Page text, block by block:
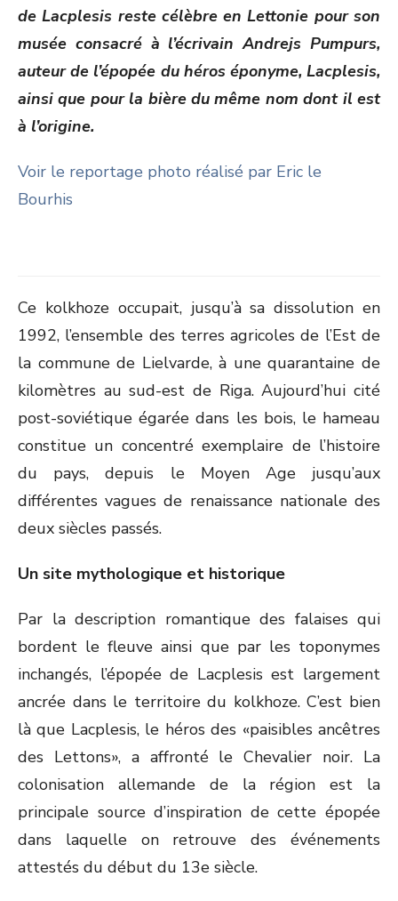
de Lacplesis reste célèbre en Lettonie pour son
musée consacré à l’écrivain Andrejs Pumpurs,
auteur de l’épopée du héros éponyme, Lacplesis,
ainsi que pour la bière du même nom dont il est
à l’origine.
Voir le reportage photo réalisé par Eric le
Bourhis
Ce kolkhoze occupait, jusqu’à sa dissolution en
1992, l’ensemble des terres agricoles de l’Est de
la commune de Lielvarde, à une quarantaine de
kilomètres au sud-est de Riga. Aujourd’hui cité
post-soviétique égarée dans les bois, le hameau
constitue un concentré exemplaire de l’histoire
du pays, depuis le Moyen Age jusqu’aux
différentes vagues de renaissance nationale des
deux siècles passés.
Un site mythologique et historique
Par la description romantique des falaises qui
bordent le fleuve ainsi que par les toponymes
inchangés, l’épopée de Lacplesis est largement
ancrée dans le territoire du kolkhoze. C’est bien
là que Lacplesis, le héros des «paisibles ancêtres
des Lettons», a affronté le Chevalier noir. La
colonisation allemande de la région est la
principale source d’inspiration de cette épopée
dans laquelle on retrouve des événements
attestés du début du 13e siècle.